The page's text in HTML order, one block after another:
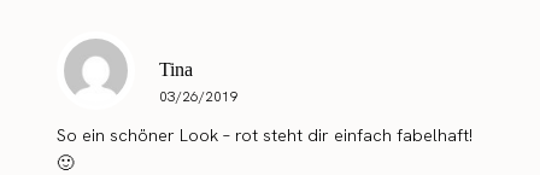
Tina
03/26/2019
So ein schöner Look – rot steht dir einfach fabelhaft!
🙂